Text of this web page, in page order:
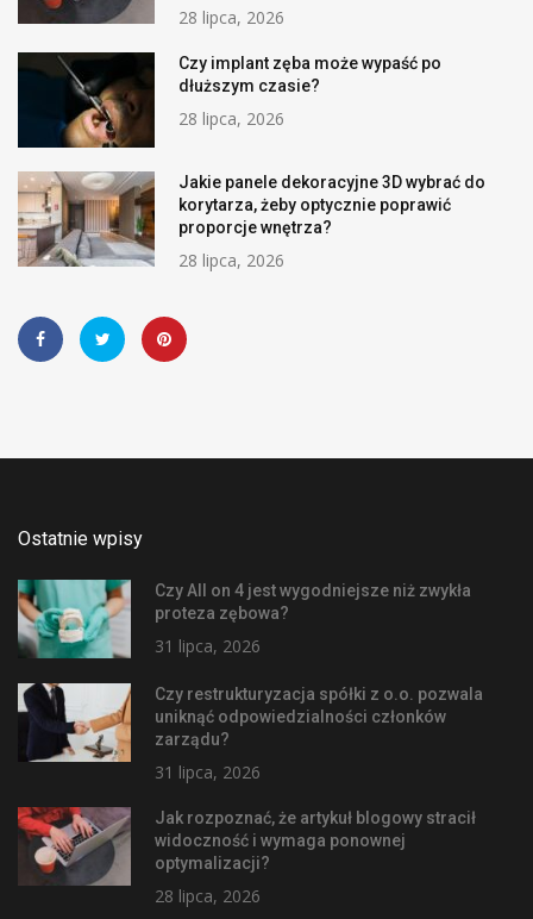
28 lipca, 2026
Czy implant zęba może wypaść po
dłuższym czasie?
28 lipca, 2026
Jakie panele dekoracyjne 3D wybrać do
korytarza, żeby optycznie poprawić
proporcje wnętrza?
28 lipca, 2026
Ostatnie wpisy
Czy All on 4 jest wygodniejsze niż zwykła
proteza zębowa?
31 lipca, 2026
Czy restrukturyzacja spółki z o.o. pozwala
uniknąć odpowiedzialności członków
zarządu?
31 lipca, 2026
Jak rozpoznać, że artykuł blogowy stracił
widoczność i wymaga ponownej
optymalizacji?
28 lipca, 2026